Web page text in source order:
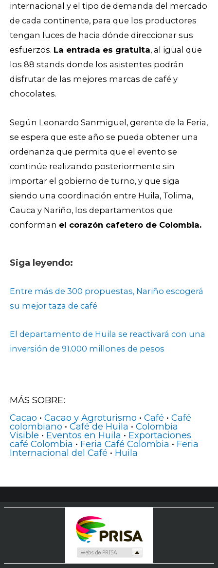
internacional y el tipo de demanda del mercado
de cada continente, para que los productores
tengan luces de hacia dónde direccionar sus
esfuerzos. La entrada es gratuita, al igual que
los 88 stands donde los asistentes podrán
disfrutar de las mejores marcas de café y
chocolates.
Según Leonardo Sanmiguel, gerente de la Feria,
se espera que este año se pueda obtener una
ordenanza que permita que el evento se
continúe realizando posteriormente sin
importar el gobierno de turno, y que siga
siendo una coordinación entre Huila, Tolima,
Cauca y Nariño, los departamentos que
conforman el corazón cafetero de Colombia.
Siga leyendo:
Entre más de 300 propuestas, Nariño escogerá
su mejor taza de café
El departamento de Huila se reactivará con una
inversión de 91.000 millones de pesos
MÁS SOBRE:
Cacao • Cacao y Agroturismo • Café • Café
colombiano • Café de Huila • Colombia
Visible • Eventos en Huila • Exportaciones
café Colombia • Feria Café Colombia • Feria
Internacional del Café • Huila